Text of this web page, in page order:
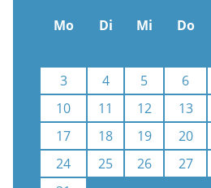
Mo Di Mi Do
3
4 5 6
10
11 12 13
17
18 19 20
24
25 26 27